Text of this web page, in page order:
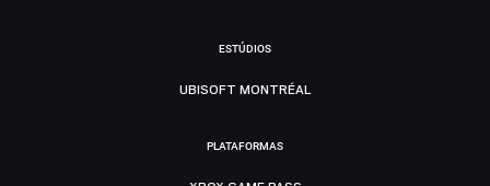
ESTÚDIOS
UBISOFT MONTRÉAL
PLATAFORMAS